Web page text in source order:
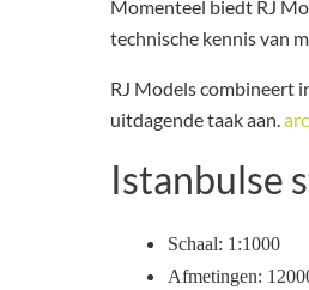
Momenteel biedt RJ
technische kennis van
RJ Models combineert
uitdagende taak aan.
Istanbulse
Schaal: 1:1000
Afmetingen: